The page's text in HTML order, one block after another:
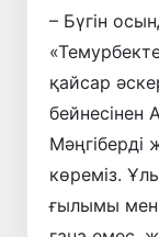
– Бүгін
қайсар
бейнесінен
Мәңгіберді
көреміз.
ғылымы мен